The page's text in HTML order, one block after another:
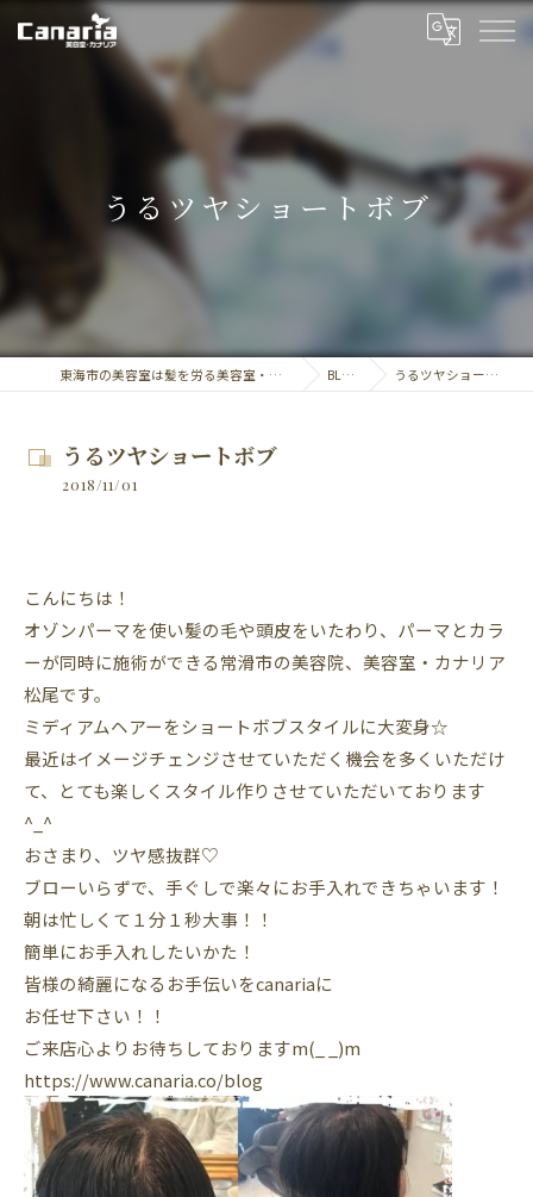
うるツヤショートボブ
東海市の美容室は髪を労る美容室・カナリア BLOG うるツヤショートボブ
うるツヤショートボブ
2018/11/01
こんにちは！
オゾンパーマを使い髪の毛や頭皮をいたわり、パーマとカラ
ーが同時に施術ができる常滑市の美容院、美容室・カナリア
松尾です。
ミディアムヘアーをショートボブスタイルに大変身☆
最近はイメージチェンジさせていただく機会を多くいただけ
て、とても楽しくスタイル作りさせていただいております
^_^
おさまり、ツヤ感抜群♡
ブローいらずで、手ぐしで楽々にお手入れできちゃいます！
朝は忙しくて１分１秒大事！！
簡単にお手入れしたいかた！
皆様の綺麗になるお手伝いをcanariaに
お任せ下さい！！
ご来店心よりお待ちしておりますm(_ _)m
https://www.canaria.co/blog